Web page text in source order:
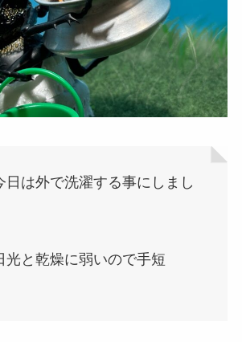
日は外で洗濯する事にしまし
光と乾燥に弱いので手短